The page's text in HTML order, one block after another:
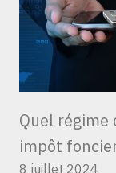
Quel régime
impôt
8 juillet 2024